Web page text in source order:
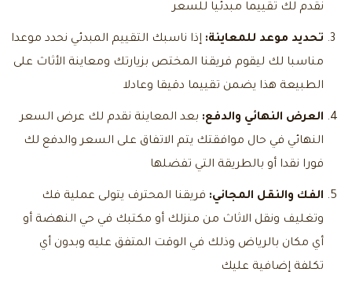
نقدم لك تقييما مبدئيا للسعر
تحديد موعد للمعاينة: إذا ناسبك التقييم المبدئي نحدد موعدا
مناسبا لك ليقوم فريقنا المختص بزيارتك ومعاينة الأثاث على
الطبيعة هذا يضمن تقييما دقيقا وعادلا
العرض النهائي والدفع: بعد المعاينة نقدم لك عرض السعر
النهائي في حال موافقتك يتم الاتفاق على السعر والدفع لك
فورا نقدا أو بالطريقة التي تفضلها
الفك والنقل المجاني: فريقنا المحترف يتولى عملية فك
وتغليف ونقل الاثاث من منزلك أو مكتبك في حي النهضة أو
أي مكان بالرياض وذلك في الوقت المتفق عليه وبدون أي
تكلفة إضافية عليك